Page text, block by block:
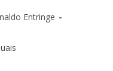
Entringe